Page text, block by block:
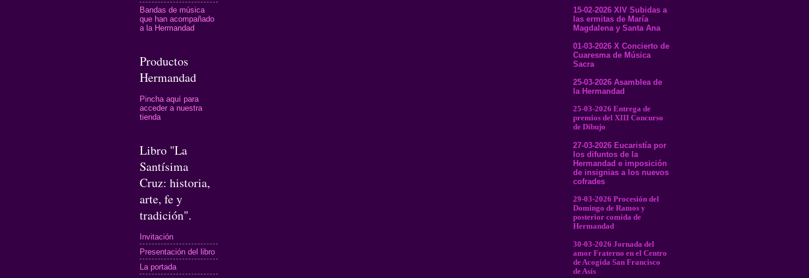
Bandas de música
que han acompañado
a la Hermandad
Productos
Hermandad
Pincha aquí para
acceder a nuestra
tienda
Libro "La
Santísima
Cruz: historia,
arte, fe y
tradición".
Invitación
Presentación del libro
La portada
15-02-2026 XIV Subidas a
las ermitas de María
Magdalena y Santa Ana
01-03-2026 X Concierto de
Cuaresma de Música
Sacra
25-03-2026 Asamblea de
la Hermandad
25-03-2026 Entrega de
premios del XIII Concurso
de Dibujo
27-03-2026 Eucaristía por
los difuntos de la
Hermandad e imposición
de insignias a los nuevos
cofrades
29-03-2026 Procesión del
Domingo de Ramos y
posterior comida de
Hermandad
30-03-2026 Jornada del
amor Fraterno en el Centro
de Acogida San Francisco
de Asís